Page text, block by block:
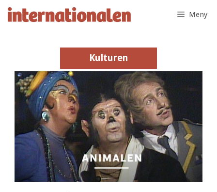
Hoppa
Meny
Kulturen
Kulturen